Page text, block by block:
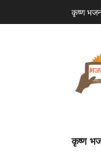
कृष्ण
कृष्ण